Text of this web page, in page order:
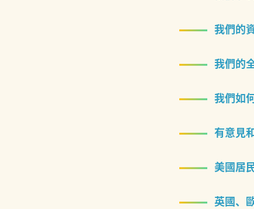
我們的
我們的
我們如
有意見
美國居
英國、